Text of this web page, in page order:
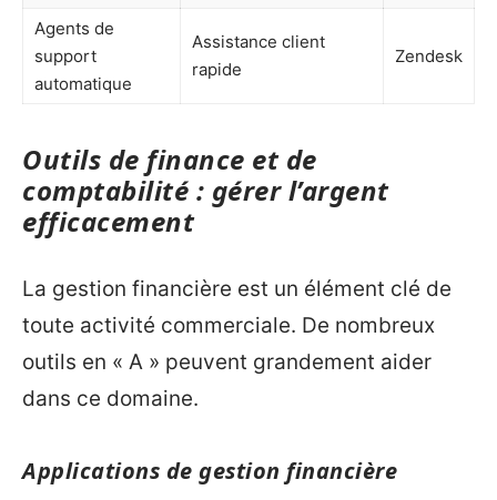
Agents de
support
automatique
Assistance client
rapide
Zendesk
Outils de finance et de
comptabilité : gérer l’argent
efficacement
La gestion financière est un élément clé de
toute activité commerciale. De nombreux
outils en « A » peuvent grandement aider
dans ce domaine.
Applications de gestion financière